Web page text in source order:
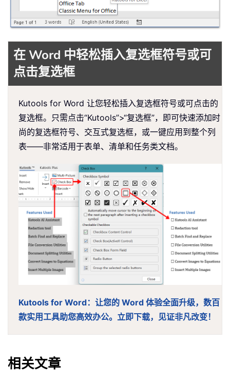
在 Word 中轻松插入复选框符号或可
点击复选框
Kutools for Word 让您轻松插入复选框符号或可点击的
复选框。只需点击“Kutools”>“复选框”，即可快速添加时
尚的复选框符号、交互式复选框，或一键应用到整个列
表——非常适用于表单、清单和任务类文档。
Kutools for Word：让您的 Word 体验全面升级，数百
款实用工具助您高效办公。立即下载，见证非凡改变！
相关文章